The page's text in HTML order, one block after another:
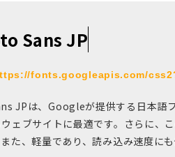
Sans JP
fonts.googleapis.com/
JPは、Googleが提供する日本語
ェブサイトに最適です。さらに、
た、軽量であり、読み込み速度に